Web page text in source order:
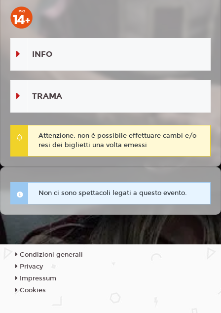
INFO
TRAMA
Attenzione: non è possibile effettuare cambi e/o
resi dei biglietti una volta emessi
Non ci sono spettacoli legati a questo evento.
Condizioni generali
Privacy
Impressum
Cookies